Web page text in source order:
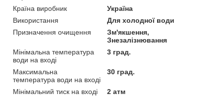
Країна виробник
Україна
Використання
Для холодної води
Призначення очищення
Зм'якшення,
Знезалізнювання
Мінімальна температура
води на вході
3 град.
Максимальна
температура води на вході
30 град.
Мінімальний тиск на вході
2 атм